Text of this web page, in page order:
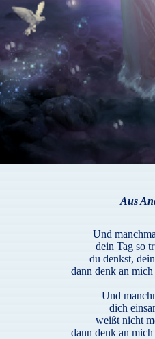
Aus
Und
dein Tag so
du denkst,
dann denk an
Und
dich
weißt nicht
dann denk an